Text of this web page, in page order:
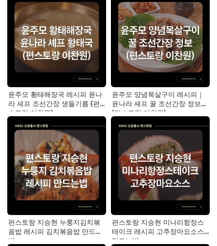
윤주모 황태해장국 레시피 윤나
라 셰프 조선간장 생들기름 (편
스토랑 이찬원)
윤주모 양념목살구이 레시피｜
윤나라 셰프 꿀 조선간장 정보
(편스토랑 이찬원)
편스토랑 지승현 누룽지김치볶
음밥 레시피 김치볶음밥 만드는
법
편스토랑 지승현 미나리항정스
테이크 레시피 고추장마요소스
만드는법